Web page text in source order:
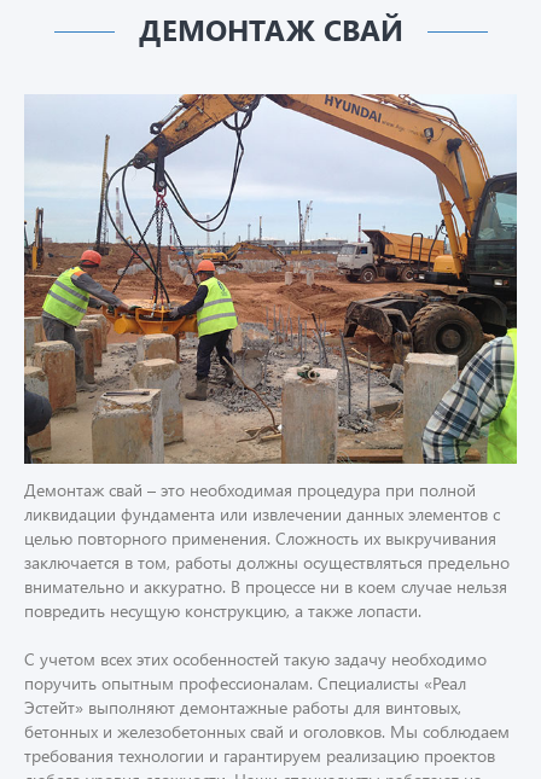
ДЕМОНТАЖ СВАЙ
Демонтаж свай – это необходимая процедура при полной
ликвидации фундамента или извлечении данных элементов с
целью повторного применения. Сложность их выкручивания
заключается в том, работы должны осуществляться предельно
внимательно и аккуратно. В процессе ни в коем случае нельзя
повредить несущую конструкцию, а также лопасти.
С учетом всех этих особенностей такую задачу необходимо
поручить опытным профессионалам. Специалисты «Реал
Эстейт» выполняют демонтажные работы для винтовых,
бетонных и железобетонных свай и оголовков. Мы соблюдаем
требования технологии и гарантируем реализацию проектов